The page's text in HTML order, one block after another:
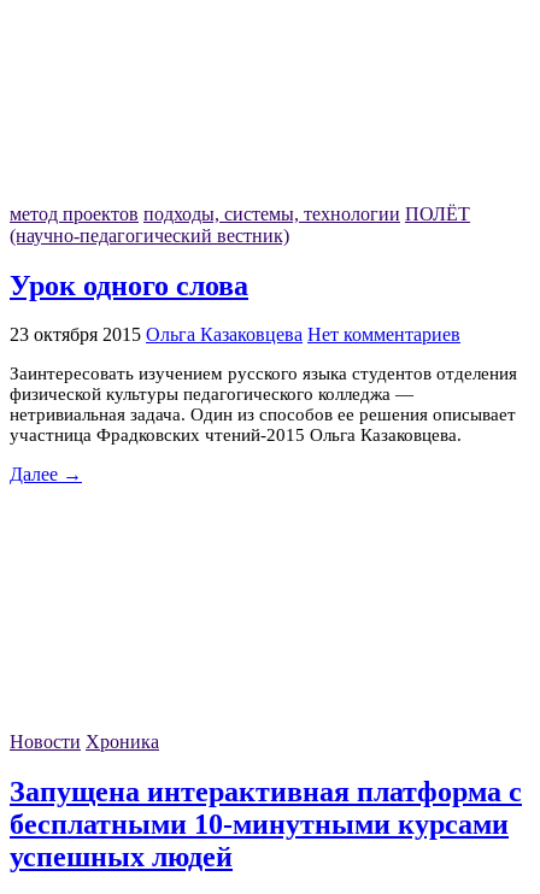
метод проектов подходы, системы, технологии ПОЛЁТ
(научно-педагогический вестник)
Урок одного слова
23 октября 2015 Ольга Казаковцева Нет комментариев
Заинтересовать изучением русского языка студентов отделения
физической культуры педагогического колледжа —
нетривиальная задача. Один из способов ее решения описывает
участница Фрадковских чтений-2015 Ольга Казаковцева.
Далее →
Новости Хроника
Запущена интерактивная платформа с
бесплатными 10-минутными курсами
успешных людей